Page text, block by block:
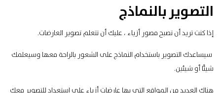
التصوير بالنماذج
إذا كنت تريد أن تصبح مصور أزياء ، عليك أن تتعلم تصوير العارضات.
سيساعدك التصوير باستخدام النماذج على الشعور بالراحة معها وسيعلمك
شيئًا أو شيئين.
هناك العديد من المواقع التي بها عارضات أزياء على استعداد للتصوير معك